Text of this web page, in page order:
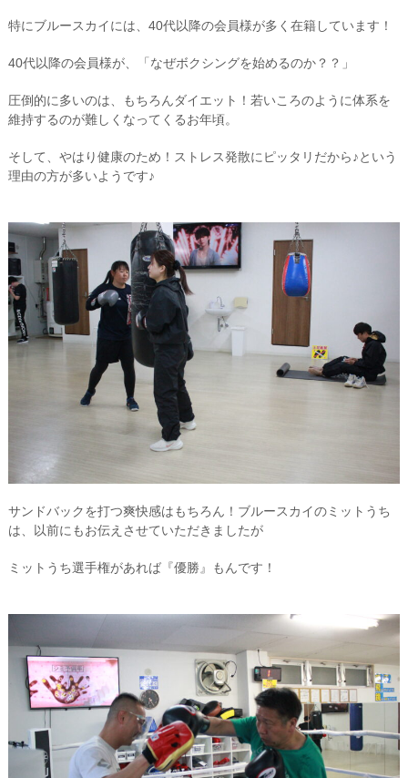
特にブルースカイには、40代以降の会員様が多く在籍しています！
40代以降の会員様が、「なぜボクシングを始めるのか？？」
圧倒的に多いのは、もちろんダイエット！若いころのように体系を
維持するのが難しくなってくるお年頃。
そして、やはり健康のため！ストレス発散にピッタリだから♪という
理由の方が多いようです♪
サンドバックを打つ爽快感はもちろん！ブルースカイのミットうち
は、以前にもお伝えさせていただきましたが
ミットうち選手権があれば『優勝』もんです！